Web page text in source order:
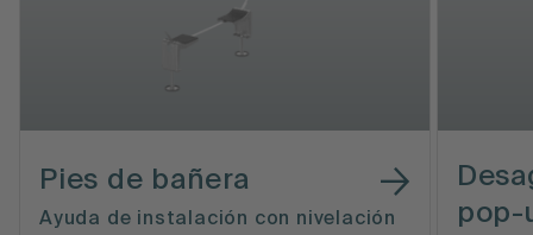
Pies de bañera
Ayuda de instalación con nivelación
pop-